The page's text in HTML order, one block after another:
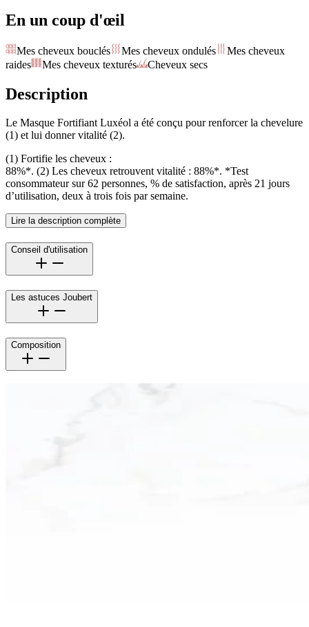
En un coup d'œil
Mes cheveux bouclés Mes cheveux ondulés
Mes cheveux
raides
Mes cheveux texturés Cheveux secs
Description
Le Masque Fortifiant Luxéol a été conçu pour renforcer la chevelure
(1) et lui donner vitalité (2).
(1) Fortifie les cheveux :
88%*. (2) Les cheveux retrouvent vitalité : 88%*. *Test
consommateur sur 62 personnes, % de satisfaction, après 21 jours
d’utilisation, deux à trois fois par semaine.
Lire la description complète
Conseil d'utilisation
Les astuces Joubert
Composition